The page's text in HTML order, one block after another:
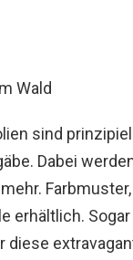
sind
Dabei
erhältlich.